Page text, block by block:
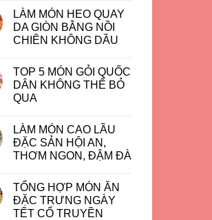
LÀM MÓN HEO QUAY
DA GIÒN BẰNG NỒI
CHIÊN KHÔNG DẦU
TOP 5 MÓN GỎI QUỐC
DÂN KHÔNG THỂ BỎ
QUA
LÀM MÓN CAO LẦU
ĐẶC SẢN HỘI AN,
THƠM NGON, ĐẬM ĐÀ
TỔNG HỢP MÓN ĂN
ĐẶC TRƯNG NGÀY
TẾT CỔ TRUYỀN